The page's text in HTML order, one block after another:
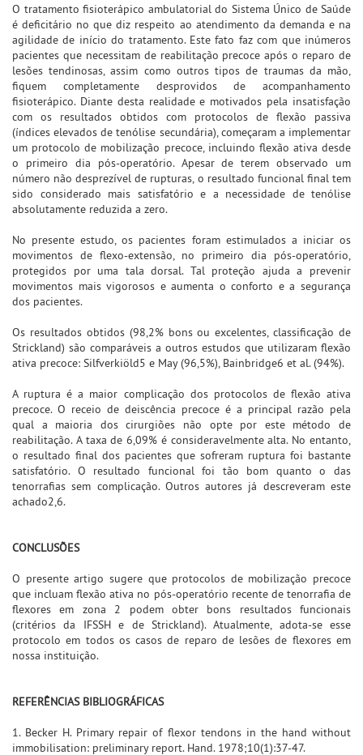
O tratamento fisioterápico ambulatorial do Sistema Único de Saúde
é deficitário no que diz respeito ao atendimento da demanda e na
agilidade de início do tratamento. Este fato faz com que inúmeros
pacientes que necessitam de reabilitação precoce após o reparo de
lesões tendinosas, assim como outros tipos de traumas da mão,
fiquem completamente desprovidos de acompanhamento
fisioterápico. Diante desta realidade e motivados pela insatisfação
com os resultados obtidos com protocolos de flexão passiva
(índices elevados de tenólise secundária), começaram a implementar
um protocolo de mobilização precoce, incluindo flexão ativa desde
o primeiro dia pós-operatório. Apesar de terem observado um
número não desprezível de rupturas, o resultado funcional final tem
sido considerado mais satisfatório e a necessidade de tenólise
absolutamente reduzida a zero.
No presente estudo, os pacientes foram estimulados a iniciar os
movimentos de flexo-extensão, no primeiro dia pós-operatório,
protegidos por uma tala dorsal. Tal proteção ajuda a prevenir
movimentos mais vigorosos e aumenta o conforto e a segurança
dos pacientes.
Os resultados obtidos (98,2% bons ou excelentes, classificação de
Strickland) são comparáveis a outros estudos que utilizaram flexão
ativa precoce: Silfverkiöld5 e May (96,5%), Bainbridge6 et al. (94%).
A ruptura é a maior complicação dos protocolos de flexão ativa
precoce. O receio de deiscência precoce é a principal razão pela
qual a maioria dos cirurgiões não opte por este método de
reabilitação. A taxa de 6,09% é consideravelmente alta. No entanto,
o resultado final dos pacientes que sofreram ruptura foi bastante
satisfatório. O resultado funcional foi tão bom quanto o das
tenorrafias sem complicação. Outros autores já descreveram este
achado2,6.
CONCLUSÕES
O presente artigo sugere que protocolos de mobilização precoce
que incluam flexão ativa no pós-operatório recente de tenorrafia de
flexores em zona 2 podem obter bons resultados funcionais
(critérios da IFSSH e de Strickland). Atualmente, adota-se esse
protocolo em todos os casos de reparo de lesões de flexores em
nossa instituição.
REFERÊNCIAS BIBLIOGRÁFICAS
1. Becker H. Primary repair of flexor tendons in the hand without
immobilisation: preliminary report. Hand. 1978;10(1):37-47.